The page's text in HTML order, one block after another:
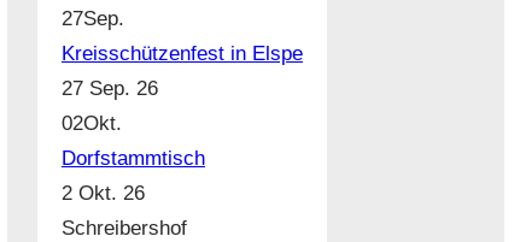
27Sep.
Kreisschützenfest in Elspe
27 Sep. 26
02Okt.
Dorfstammtisch
2 Okt. 26
Schreibershof